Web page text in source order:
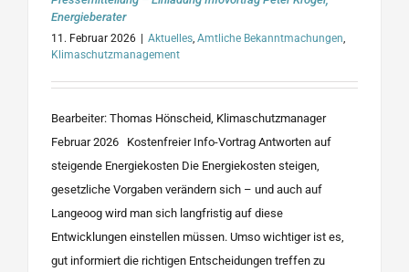
Energieberater
11. Februar 2026 Aktuelles, Amtliche Bekanntmachungen,
Klimaschutzmanagement
Bearbeiter: Thomas Hönscheid, Klimaschutzmanager
Februar 2026 Kostenfreier Info-Vortrag Antworten auf
steigende Energiekosten Die Energiekosten steigen,
gesetzliche Vorgaben verändern sich – und auch auf
Langeoog wird man sich langfristig auf diese
Entwicklungen einstellen müssen. Umso wichtiger ist es,
gut informiert die richtigen Entscheidungen treffen zu